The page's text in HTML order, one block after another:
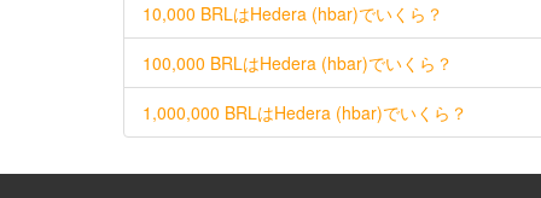
10,000 BRLはHedera (hbar)でいくら？
100,000 BRLはHedera (hbar)でいくら？
1,000,000 BRLはHedera (hbar)でいくら？